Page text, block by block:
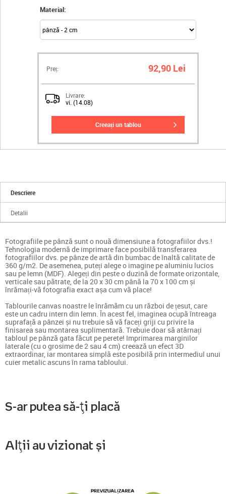
Material:
Preț: 92,90 Lei
Livrare:
vi. (14.08)
creeați un tablou
Descriere
Detalii
Fotografiile pe pânză sunt o nouă dimensiune a fotografiilor dvs.!
Tehnologia modernă de imprimare face posibilă transferarea
fotografiilor dvs. pe pânze de artă din bumbac de înaltă calitate de
360 g/m2. De asemenea, puteți alege o imagine pe aluminiu lucios
sau pe lemn (MDF). Alegeți din peste o duzină de formate orizontale,
verticale sau pătrate, de la 20 x 30 cm până la 70 x 100 cm și
înrămați-vă fotografia exact așa cum vă place!
Tablourile canvas noastre le înrămăm cu un război de țesut, care
este un cadru intern din lemn. În acest fel, imaginea ocupă întreaga
suprafață a pânzei și nu trebuie să vă faceți griji cu privire la
finisarea sau montarea suplimentară. Trebuie doar să atârnați
tabloul pe pânză gata făcut pe perete! Imprimarea marginilor
laterale (cu o grosime de 2 sau 4 cm) creează un efect 3D
extraordinar, iar montarea simplă este posibilă prin intermediul unui
cuier metalic ascuns în rama tabloului.
S-ar putea să-ți placă
Alții au vizionat și